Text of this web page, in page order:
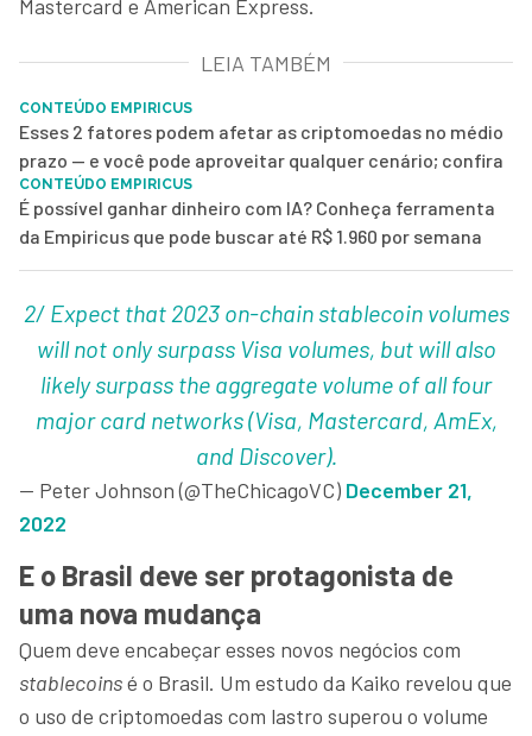
Mastercard e American Express.
LEIA TAMBÉM
CONTEÚDO EMPIRICUS
Esses 2 fatores podem afetar as criptomoedas no médio
prazo — e você pode aproveitar qualquer cenário; confira
CONTEÚDO EMPIRICUS
É possível ganhar dinheiro com IA? Conheça ferramenta
da Empiricus que pode buscar até R$ 1.960 por semana
2/ Expect that 2023 on-chain stablecoin volumes
will not only surpass Visa volumes, but will also
likely surpass the aggregate volume of all four
major card networks (Visa, Mastercard, AmEx,
and Discover).
— Peter Johnson (@TheChicagoVC) December 21,
2022
E o Brasil deve ser protagonista de
uma nova mudança
Quem deve encabeçar esses novos negócios com
stablecoinsé o Brasil. Um estudo da Kaiko revelou que
o uso de criptomoedas com lastro superou o volume